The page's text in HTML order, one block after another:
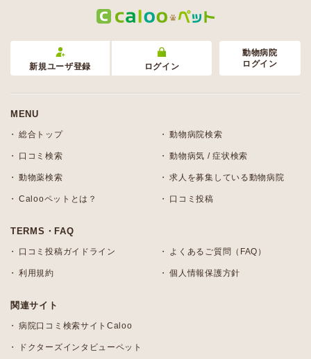
新規ユーザ登録 ログイン
動物病院
ログイン
MENU
総合トップ 動物病院検索
口コミ検索 動物病気 / 症状検索
動物薬検索 求人を募集している動物病院
Calooペットとは？ 口コミ投稿
TERMS・FAQ
口コミ投稿ガイドライン よくあるご質問（FAQ）
利用規約 個人情報保護方針
関連サイト
病院口コミ検索サイトCaloo
ドクターズインタビューペット